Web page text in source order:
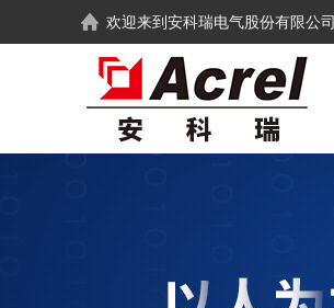
欢迎来到安科瑞电气股份有限公司